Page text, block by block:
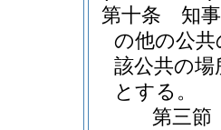
第十条
知
の他の公
該公共の
とする。
第三節